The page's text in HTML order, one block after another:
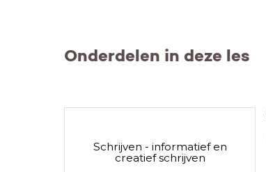
Onderdelen in deze les
Schrijven - informatief en
creatief schrijven